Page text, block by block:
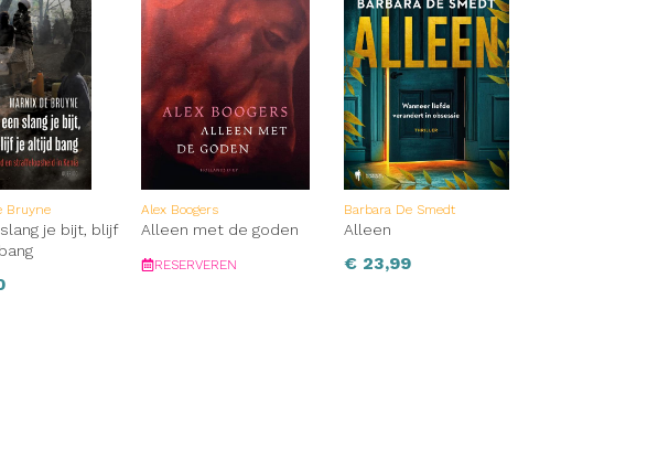
Bruyne
je bijt, blijf
Alex Boogers
Alleen met de goden
RESERVEREN
Barbara De Smedt
Alleen
€23,99